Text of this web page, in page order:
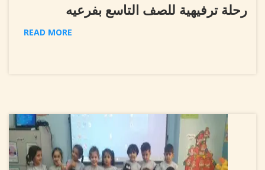
رحلة ترفيهية للصف التاسع بفرعيه
READ MORE